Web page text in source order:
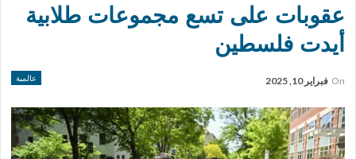
عقوبات على تسع مجموعات طلابية
أيدت فلسطين
عالمية On فبراير 10, 2025